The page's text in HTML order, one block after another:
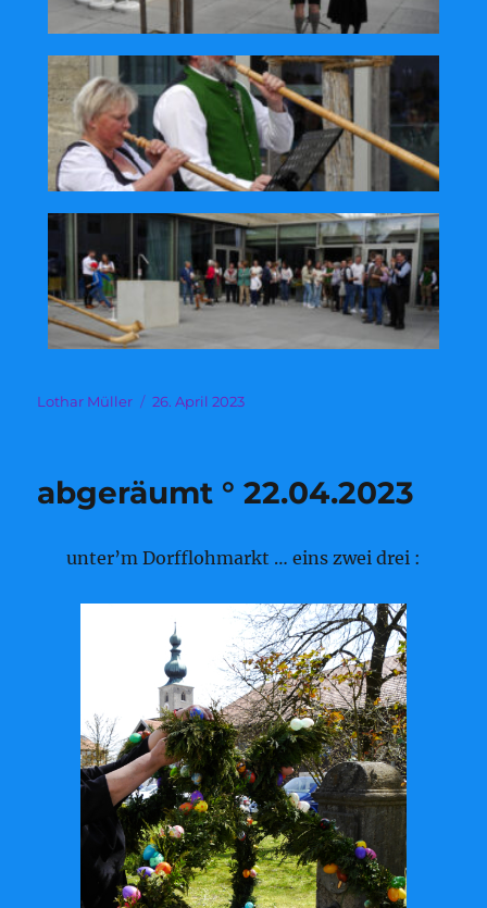
Autor
Lothar Müller
Veröffentlicht
26. April 2023
abgeräumt ° 22.04.2023
unter’m Dorfflohmarkt … eins zwei drei :